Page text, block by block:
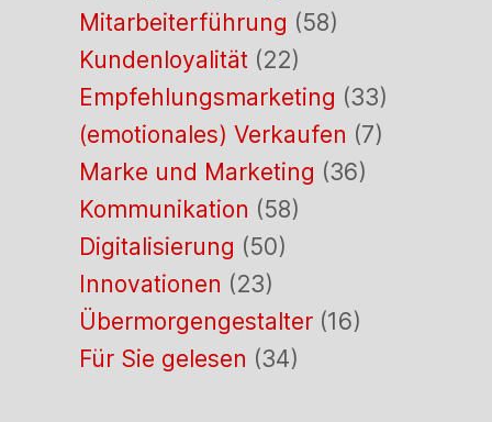
Mitarbeiterführung (58)
Kundenloyalität (22)
Empfehlungsmarketing (33)
(emotionales) Verkaufen (7)
Marke und Marketing (36)
Kommunikation (58)
Digitalisierung (50)
Innovationen (23)
Übermorgengestalter (16)
Für Sie gelesen (34)